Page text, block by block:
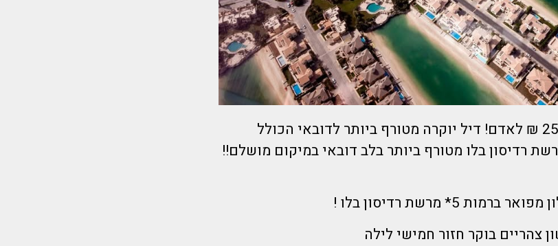
דובאי! דובאי!! החל מ-2590 ₪ לאדם! דיל יוקרה מטורף ביותר לדובאי הכולל
5* מרשת רדיסון בלו !